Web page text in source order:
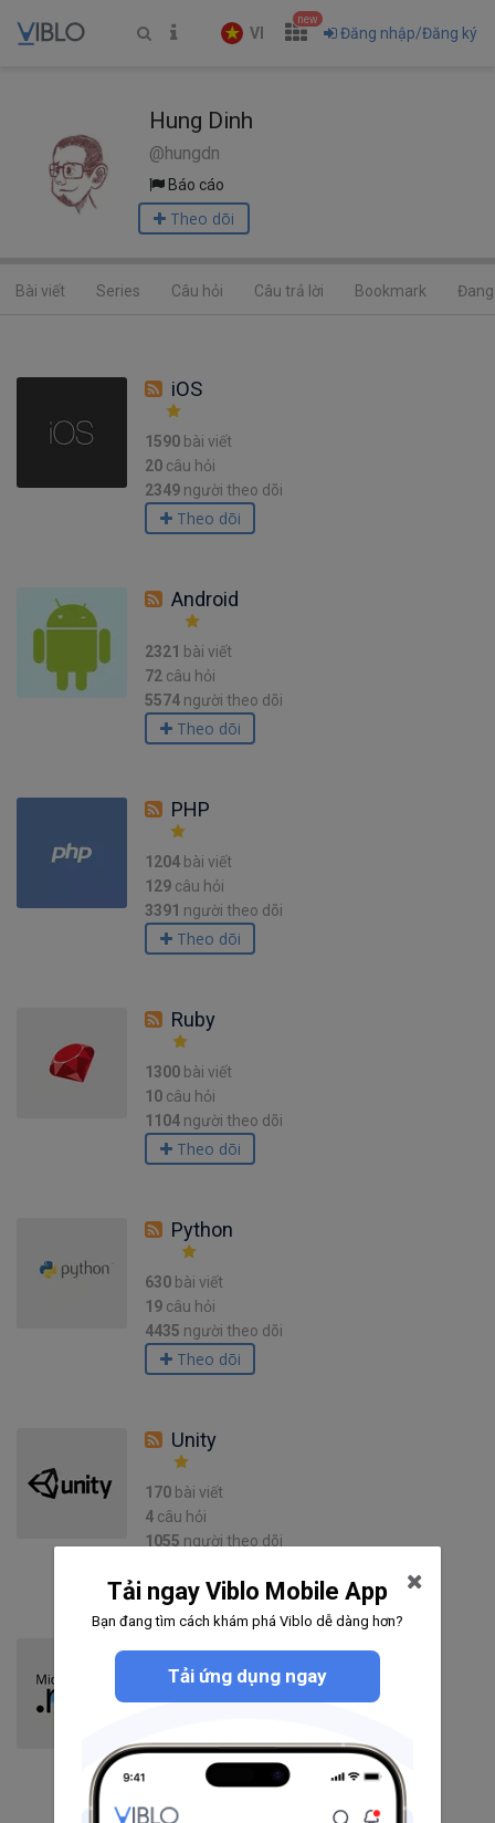
VI
new
Đăng nhập/Đăng ký
Hung Dinh
@hungdn
Báo cáo
Theo dõi
Bài viết Series Câu hỏi Câu trả lời Bookmark
iOS
1590 bài viết
20 câu hỏi
2349 người theo dõi
Theo dõi
Android
2321 bài viết
72 câu hỏi
5574 người theo dõi
Theo dõi
PHP
1204 bài viết
129 câu hỏi
3391 người theo dõi
Theo dõi
Ruby
1300 bài viết
10 câu hỏi
1104 người theo dõi
Theo dõi
Python
630 bài viết
19 câu hỏi
4435 người theo dõi
Theo dõi
Unity
170 bài viết
4 câu hỏi
1055 người theo dõi
.NET
150bài viết
3725người theo dõi
Theo dõi
Tải ngay Viblo Mobile App
Bạn đang tìm cách khám phá Viblo dễ dàng hơn?
Tải ứng dụng ngay